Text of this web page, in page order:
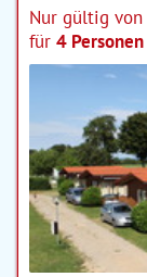
Nur gültig von
für 4 Personen